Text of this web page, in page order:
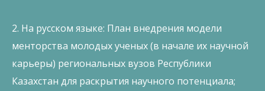
2. На русском языке: План внедрения модели
менторства молодых ученых (в начале их научной
карьеры) региональных вузов Республики
Казахстан для раскрытия научного потенциала;